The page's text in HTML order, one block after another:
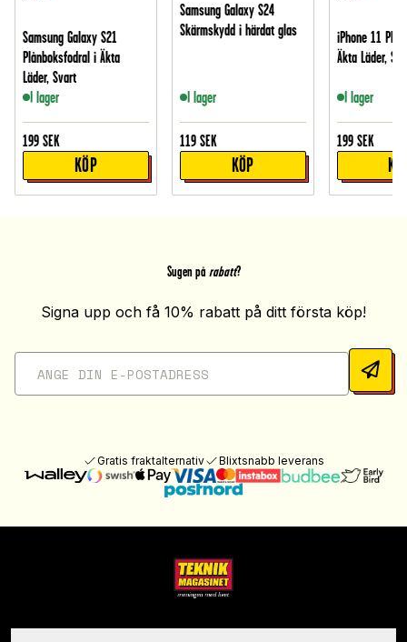
Samsung Galaxy S21
Plånboksfodral i Äkta
Läder, Svart
I lager
199 SEK
KÖP
Samsung Galaxy S24
Skärmskydd i härdat glas
I lager
119 SEK
KÖP
iPhone 11
Äkta Läder,
I lager
199 SEK
Sugen på rabatt?
Signa upp och få 10% rabatt på ditt första köp!
Gratis fraktalternativ Blixtsnabb leverans